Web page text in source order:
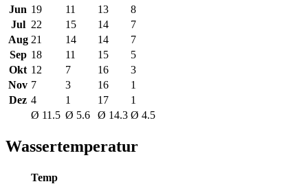
Jun 19 11 13
8
Jul 22 15 14
7
Aug 21 14 14
7
Sep 18 11 15
5
Okt 12 7 16
3
Nov 7 3 16
1
Dez 4 1 17
1
Ø 11.5 Ø 5.6 Ø 14.3 Ø 4.5
Wassertemperatur
Temp